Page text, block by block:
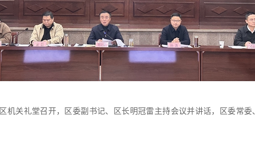
机关礼堂召开，区委副书记、区长明冠雷主持会议并讲话，区委常